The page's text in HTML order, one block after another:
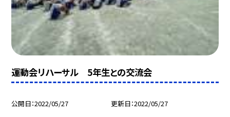
運動会リハーサル 5年生との交流会
公開日 2022/05/27 更新日 2022/05/27